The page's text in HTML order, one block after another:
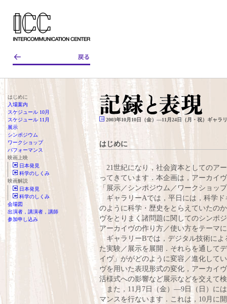
はじめに
入場案内
スケジュール 10月
スケジュール 11月
展示
シンポジウム
ワークショップ
パフォーマンス
映画上映
日本発見
科学のしくみ
映画解説
日本発見
科学のしくみ
会場図
出演者，講演者，講師
参加申し込み
2003年10月10日（金）—11月24日（月・祝）ギャラ
はじめに
21世紀になり，社会資本としてのア
ってきています．本企画は，アーカイ
「展示／シンポジウム／ワークショッ
ギャラリーAでは，平日には，科学ド
のように科学・歴史をとらえていたの
ヴをとりまく諸問題に関してのシンポ
アーカイヴの作り方／使い方をテーマ
ギャラリーBでは，デジタル技術によ
た実験／展示を展開．それらを通して
イヴ」ががどのように変容／進化して
ヴを用いた表現形式の変化，アーカイ
活様式への影響など展示などを交えて
また，11月7日（金）—9日（日）に
マンスを行ないます．これは，10月に